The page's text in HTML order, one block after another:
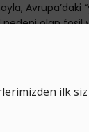
Avrupa’daki
olan fosil